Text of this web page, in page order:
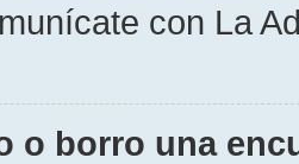
con La
o borro una